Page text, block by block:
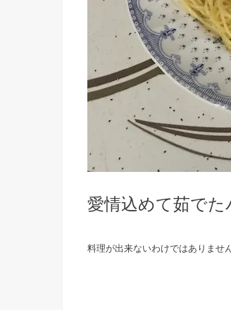
愛情込めて茹でた
料理が出来ないわけではありませ